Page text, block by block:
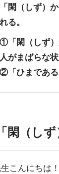
「閑（しず）
れる。
①「閑（しず）
人がまばらな
②「ひまである
閑（し
こんにちは！